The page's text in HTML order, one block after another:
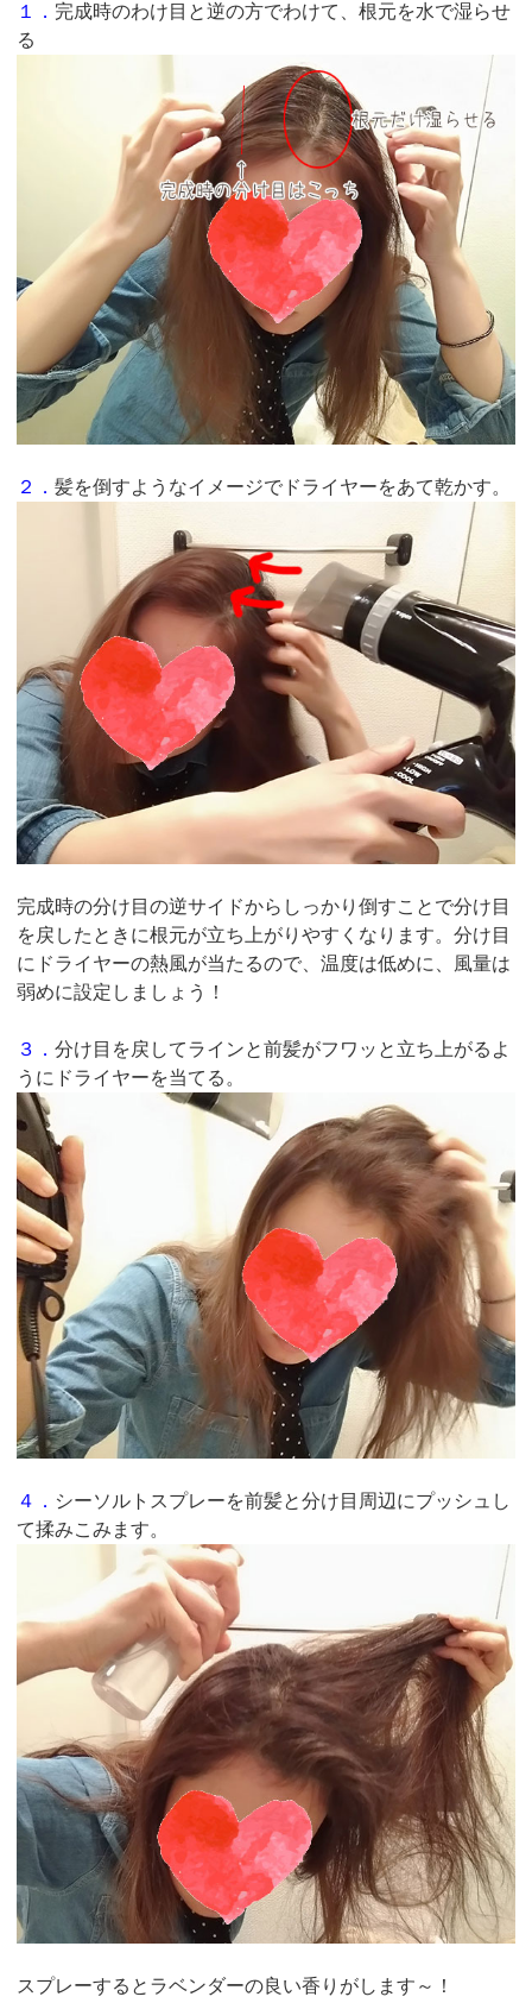
１． 完成時のわけ目と逆の方でわけて、根元を水で湿らせ
る
２．髪を倒すようなイメージでドライヤーをあて乾かす。
完成時の分け目の逆サイドからしっかり倒すことで分け目
を戻したときに根元が立ち上がりやすくなります。分け目
にドライヤーの熱風が当たるので、温度は低めに、風量は
弱めに設定しましょう！
３．分け目を戻してラインと前髪がフワッと立ち上がるよ
うにドライヤーを当てる。
４． シーソルトスプレーを前髪と分け目周辺にプッシュし
て揉みこみます。
スプレーするとラベンダーの良い香りがします～！